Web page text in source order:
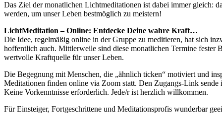
Das Ziel der monatlichen Lichtmeditationen ist dabei immer gleich:
werden, um unser Leben bestmöglich zu meistern!
LichtMeditation – Online: Entdecke Deine wahre Kraft…
Die Idee, regelmäßig online in der Gruppe zu meditieren, hat sich
hoffentlich auch. Mittlerweile sind diese monatlichen Termine fester
wertvolle Kraftquelle für unser Leben.
Die Begegnung mit Menschen, die „ähnlich ticken“ motiviert und
Meditationen finden online via Zoom statt. Den Zugangs-Link
Keine Vorkenntnisse erforderlich. Jede/r ist herzlich willkommen.
Für Einsteiger, Fortgeschrittene und Meditationsprofis wunderbar